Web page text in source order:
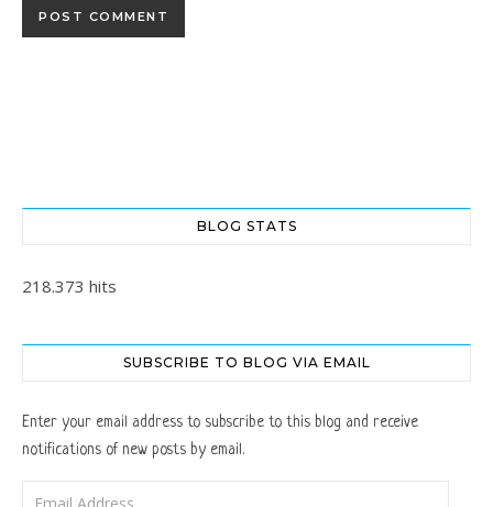
BLOG STATS
218.373 hits
SUBSCRIBE TO BLOG VIA EMAIL
Enter your email address to subscribe to this blog and receive
notifications of new posts by email.